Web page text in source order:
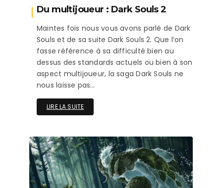
Du multijoueur : Dark Souls 2
Maintes fois nous vous avons parlé de Dark
Souls et de sa suite Dark Souls 2. Que l’on
fasse référence à sa difficulté bien au
dessus des standards actuels ou bien à son
aspect multijoueur, la saga Dark Souls ne
nous laisse pas…
LIRE LA SUITE